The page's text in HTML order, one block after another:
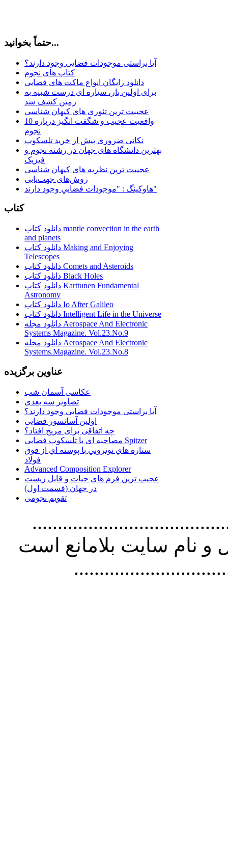
حتماً بخوانید...
آیا براستی موجودات فضایی وجود دارند؟
کتاب های نجوم
دانلود رایگان انواع ماکت های فضایی
برای اولین بار، سیاره ای درست شبیه به
زمین کشف شد
عجیبت ترین تئوری های کیهان شناسی
10 واقعیت عجیب و شگفت انگیز درباره
نجوم
نکاتی ضروری پیش از خرید تلسکوپ
بهترین دانشگاه های جهان در رشته نجوم و
فیزیک
عجیبت ترین نظریه های کیهان شناسی
روش‌های جهت‌یابی
هاوكينگ : "موجودات فضايي وجود دارند"
کتاب
دانلود کتاب mantle convection in the earth
and planets
دانلود کتاب Making and Enjoying
Telescopes
دانلود کتاب Comets and Asteroids
دانلود کتاب Black Holes
دانلود کتاب Karttunen Fundamental
Astronomy
دانلود کتاب Io After Galileo
دانلود کتاب Intelligent Life in the Universe
دانلود مجله Aerospace And Electronic
Systems Magazine. Vol.23.No.9
دانلود مجله Aerospace And Electronic
Systems.Magazine. Vol.23.No.8
عناوین برگزیده
عکاسی آسمان شب
تصاویر سه بعدی
آیا براستی موجودات فضایی وجود دارند؟
اولین آسانسور فضایی
چه اتفاقی برای مریخ افتاد؟
مصاحبه ای با تلسکوپ فضایی Spitzer
ستاره هاي نوتروني با پوسته اي از فوق
فولاد
Advanced Composition Explorer
عجیب ترین فرم هاي حيات و قابل زيست
در جهان (قسمت اول)
تقویم نجومی
استفاده از
نام سايت بلامانع است